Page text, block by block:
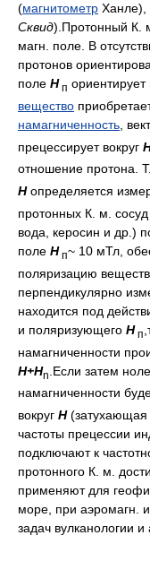
(магнитометр Ханле),
Сквид).Протонный К.
магн. поле. В
протонов
поле H п
вещество
намагниченность ,
прецессирует вокруг
отношение протона.
Нопределяется
протонных К. м.
вода, керосин и др.)
поле H п~ 10 мТл,
поляризацию
перпендикулярно
находится под
и поляризующего Н п
намагниченности
H+Hn .Если затем ноле
намагниченности
вокруг Н(затухающая
частоты прецессии
подключают к
протонного К. м.
применяют для
море, при аэромагн.
задач вулканологии и